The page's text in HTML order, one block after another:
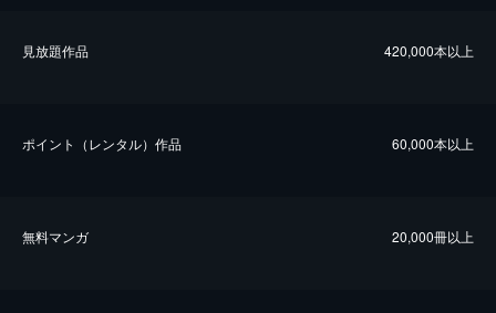
⾒放題作品 420,000本以上
ポイント（レンタル）作品 60,000本以上
無料マンガ 20,000冊以上